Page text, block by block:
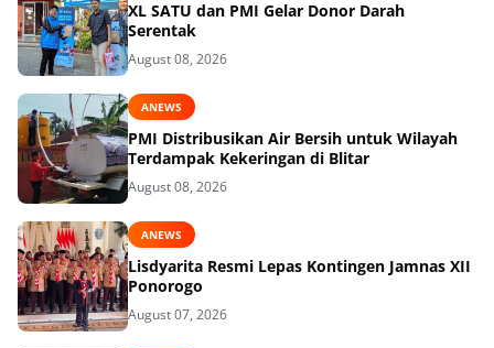
XL SATU dan PMI Gelar Donor Darah
Serentak
August 08, 2026
ANEWS
PMI Distribusikan Air Bersih untuk Wilayah
Terdampak Kekeringan di Blitar
August 08, 2026
ANEWS
Lisdyarita Resmi Lepas Kontingen Jamnas XII
Ponorogo
August 07, 2026